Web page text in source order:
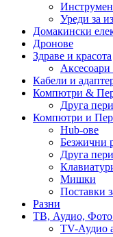
Уреди за
Домакински
Дронове
Здраве и красота
Аксесоари
Кабели и
Компютри &
Друга
Компютри и
Hub-ове
Безжични
Друга
Мишки
Поставки
Разни
ТВ, Аудио,
TV-Аудио